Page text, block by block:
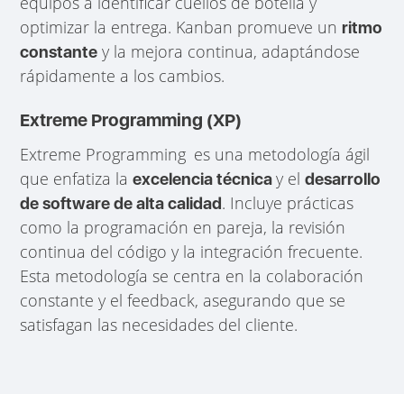
optimizar la entrega. Kanban promueve unritmo
constante y la mejora continua, adaptándose
rápidamente a los cambios.
Extreme Programming (XP)
Extreme Programming es una metodología ágil
que enfatiza laexcelencia técnicay eldesarrollo
de software de alta calidad. Incluye prácticas
como la programación en pareja, la revisión
continua del código y la integración frecuente.
Esta metodología se centra en la colaboración
constante y el feedback, asegurando que se
satisfagan las necesidades del cliente.